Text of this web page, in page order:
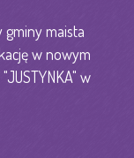
gminy maista
w nowym
w